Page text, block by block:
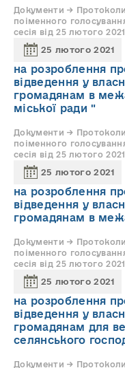
Документи →
поіменного
сесія від 25 лютого
25 лютого 2021
на розроблення
відведення у
громадянам в
міської ради "
Документи →
поіменного
сесія від 25 лютого
25 лютого 2021
на розроблення
відведення у
громадянам в
Документи →
поіменного
сесія від 25 лютого
25 лютого 2021
на розроблення
відведення у
громадянам для
селянського
Документи →